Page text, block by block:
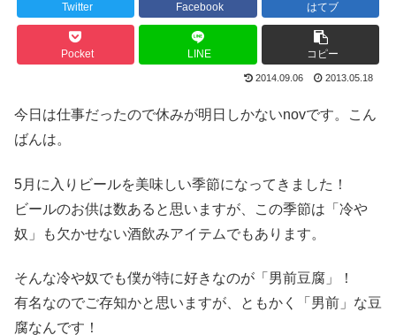
Twitter Facebook はてブ
Pocket LINE コピー
2014.09.06 2013.05.18
今日は仕事だったので休みが明日しかないnovです。こん
ばんは。
5月に入りビールを美味しい季節になってきました！
ビールのお供は数あると思いますが、この季節は「冷や
奴」も欠かせない酒飲みアイテムでもあります。
そんな冷や奴でも僕が特に好きなのが「男前豆腐」！
有名なのでご存知かと思いますが、ともかく「男前」な豆
腐なんです！